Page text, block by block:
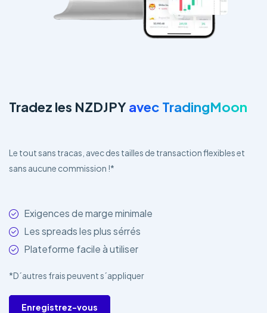
Tradez les NZDJPYavec TradingMoon
Le tout sans tracas, avec des tailles de transaction flexibles et
sans aucune commission !*
Exigences de marge minimale
Les spreads les plus sérrés
Plateforme facile à utiliser
*D´autres frais peuvent s´appliquer
Enregistrez-vous